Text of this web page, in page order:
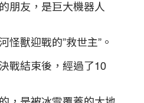
朋友，是巨大機器人
怪獸迎戰的”救世主”。
戰結束後，經過了10